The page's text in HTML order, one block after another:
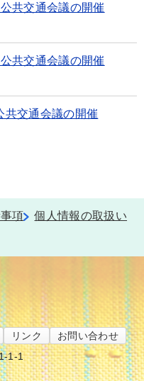
共交通会議の開催
共交通会議の開催
交通会議の開催
項
個人情報の取扱い
リンク
お問い合わせ
1-1